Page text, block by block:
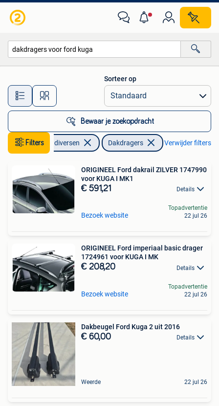
Alle afstanden…
Sorteer op
Bewaar je zoekopdracht
FiltersAuto diversen Dakdragers Verwijder filters
ORIGINEEL Ford dakrail ZILVER 1747990
voor KUGA I MK1
€ 591,21 Details
Bezoek website
Topadvertentie
22 jul 26
ORIGINEEL Ford imperiaal basic drager
1724961 voor KUGA I MK
€ 208,20 Details
Bezoek website
Topadvertentie
22 jul 26
Dakbeugel Ford Kuga 2 uit 2016
€ 60,00 Details
Weerde 22 jul 26